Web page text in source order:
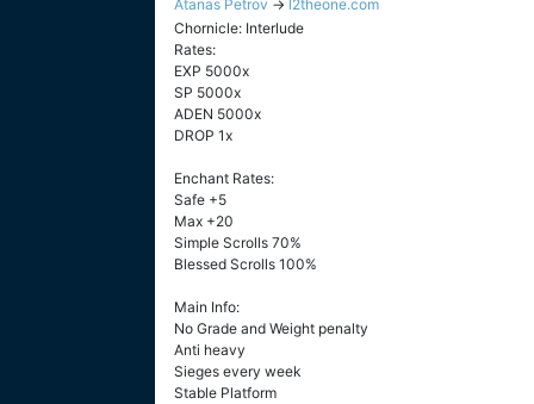
Atanas Petrov → l2theone.com
Chornicle: Interlude
Rates:
EXP 5000x
SP 5000x
ADEN 5000x
DROP 1x
Enchant Rates:
Safe +5
Max +20
Simple Scrolls 70%
Blessed Scrolls 100%
Main Info:
No Grade and Weight penalty
Anti heavy
Sieges every week
Stable Platform